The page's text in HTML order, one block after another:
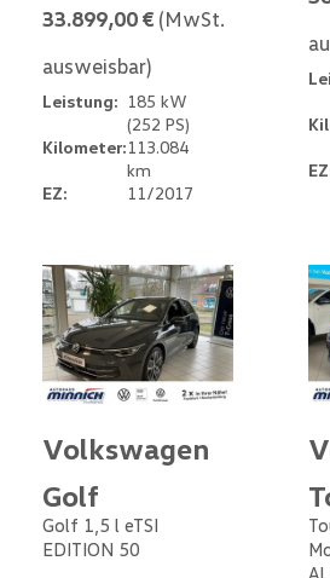
33.899,00 € (MwSt.
ausweisbar)
Leistung: 185 kW
(252 PS)
Kilometer:113.084
km
EZ:
11/2017
Volkswagen
Golf
Golf 1,5 l eTSI
EDITION 50